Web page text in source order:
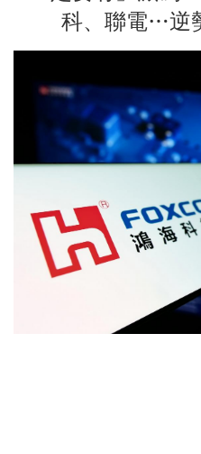
科、聯電…逆